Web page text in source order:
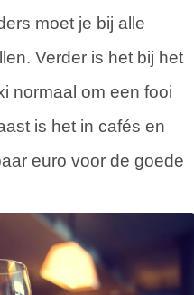
moet je bij alle
Verder is het bij het
normaal om een fooi
is het in cafés en
euro voor de goede